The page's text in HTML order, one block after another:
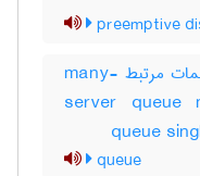
preemptive
صف ؛ صف کشیدن ، صف / کلمات مرتبط many-
server queue
queue
queue